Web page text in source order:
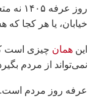
روز
خیابان، یا هر کجا
این همان
نمی‌تواند از مردم
عرفه روز مردم است.